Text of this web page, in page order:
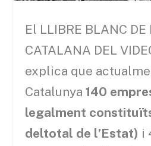
El LLIBRE BLANC
CATALANA DEL
explica que
Catalunya140
legalment
deltotal de l’Estat) i